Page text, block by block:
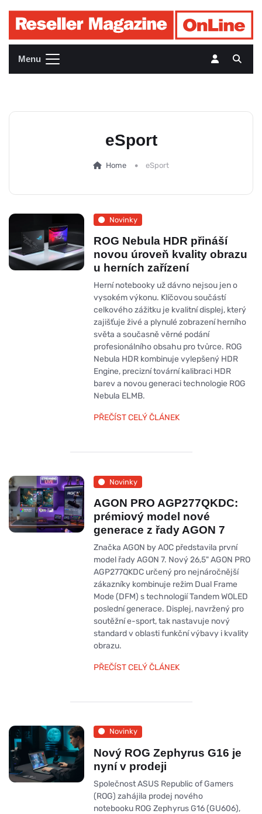
Menu
eSport
Home eSport
Novinky
ROG Nebula HDR přináší
novou úroveň kvality obrazu
u herních zařízení
Herní notebooky už dávno nejsou jen o
vysokém výkonu. Klíčovou součástí
celkového zážitku je kvalitní displej, který
zajišťuje živé a plynulé zobrazení herního
světa a současně věrné podání
profesionálního obsahu pro tvůrce. ROG
Nebula HDR kombinuje vylepšený HDR
Engine, precizní tovární kalibraci HDR
barev a novou generaci technologie ROG
Nebula ELMB.
PŘEČÍST CELÝ ČLÁNEK
Novinky
AGON PRO AGP277QKDC:
prémiový model nové
generace z řady AGON 7
Značka AGON by AOC představila první
model řady AGON 7. Nový 26,5" AGON PRO
AGP277QKDC určený pro nejnáročnější
zákazníky kombinuje režim Dual Frame
Mode (DFM) s technologií Tandem WOLED
poslední generace. Displej, navržený pro
soutěžní e-sport, tak nastavuje nový
standard v oblasti funkční výbavy i kvality
obrazu.
PŘEČÍST CELÝ ČLÁNEK
Novinky
Nový ROG Zephyrus G16 je
nyní v prodeji
Společnost ASUS Republic of Gamers
(ROG) zahájila prodej nového
notebooku ROG Zephyrus G16 (GU606),